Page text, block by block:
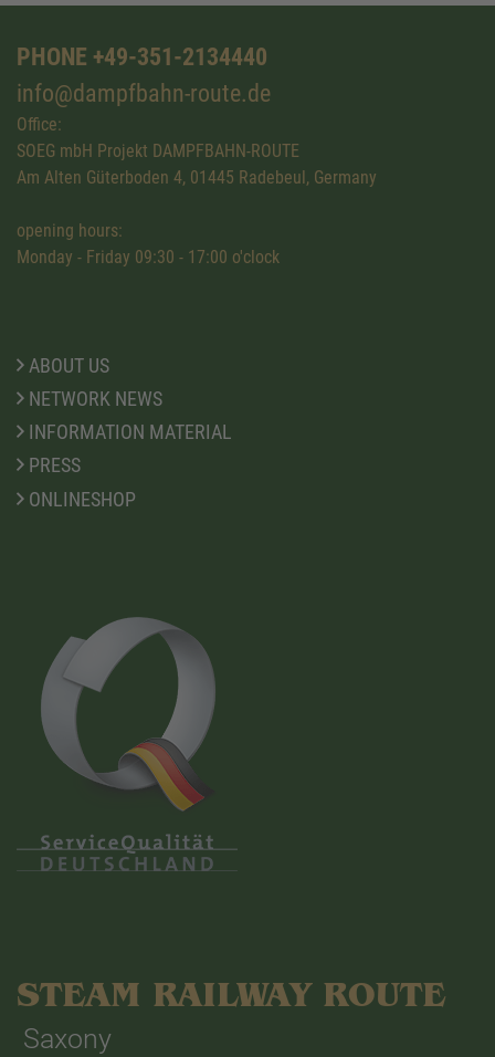
PHONE +49-351-2134440
info@dampfbahn-route.de
Office:
SOEG mbH Projekt DAMPFBAHN-ROUTE
Am Alten Güterboden 4, 01445 Radebeul, Germany
opening hours:
Monday - Friday 09:30 - 17:00 o'clock
ABOUT US
NETWORK NEWS
INFORMATION MATERIAL
PRESS
ONLINESHOP
STEAM RAILWAY ROUTE
Saxony